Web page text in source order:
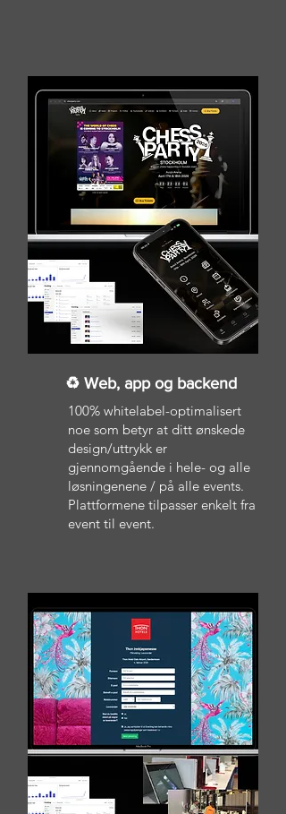
♻ Web, app og backend
100% whitelabel-optimalisert
noe som betyr at ditt ønskede
design/uttrykk er
gjennomgående i hele- og alle
løsningenene / på alle events.
Plattformene tilpasser enkelt fra
event til event.